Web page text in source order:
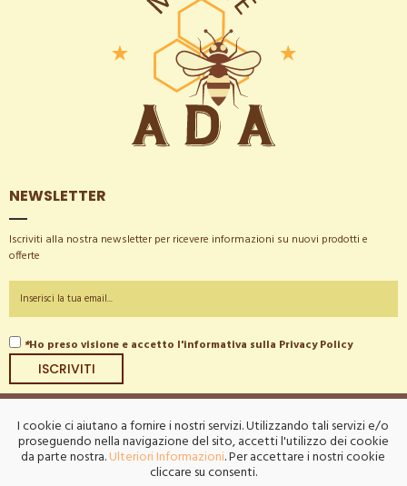
NEWSLETTER
Iscriviti alla nostra newsletter per ricevere informazioni su nuovi prodotti e
offerte
*Ho preso visione e accetto l'informativa sulla Privacy Policy
ISCRIVITI
Chi Siamo Privacy Site Map Spedizioni
Ordini & Resi
I cookie ci aiutano a fornire i nostri servizi. Utilizzando tali servizi e/o
proseguendo nella navigazione del sito, accetti l'utilizzo dei cookie
da parte nostra.Ulteriori Informazioni. Per accettare i nostri cookie
cliccare su consenti.